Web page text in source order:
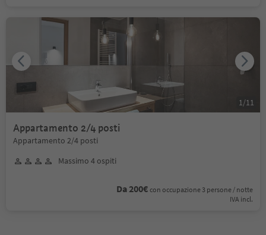
Appartamento 2/4 posti
Appartamento 2/4 posti
Massimo 4 ospiti
Da 200€ con occupazione 3 persone / notte
IVA incl.
1/11